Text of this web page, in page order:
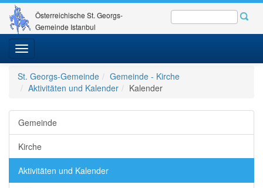
Österreichische St. Georgs-
Gemeinde Istanbul
Toggle
navigation
St. Georgs-Gemeinde
Gemeinde - Kirche
Aktivitäten und Kalender
Kalender
Gemeinde
Kirche
Aktivitäten und Kalender